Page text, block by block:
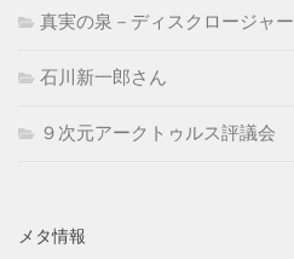
真実の泉－ディスクロージャー
石川新一郎さん
９次元アークトゥルス評議会
メタ情報